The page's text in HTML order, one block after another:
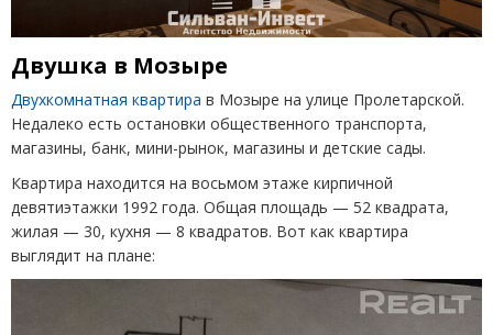
Двушка в Мозыре
Двухкомнатная квартира в Мозыре на улице Пролетарской.
Недалеко есть остановки общественного транспорта,
магазины, банк, мини-рынок, магазины и детские сады.
Квартира находится на восьмом этаже кирпичной
девятиэтажки 1992 года. Общая площадь — 52 квадрата,
жилая — 30, кухня — 8 квадратов. Вот как квартира
выглядит на плане: